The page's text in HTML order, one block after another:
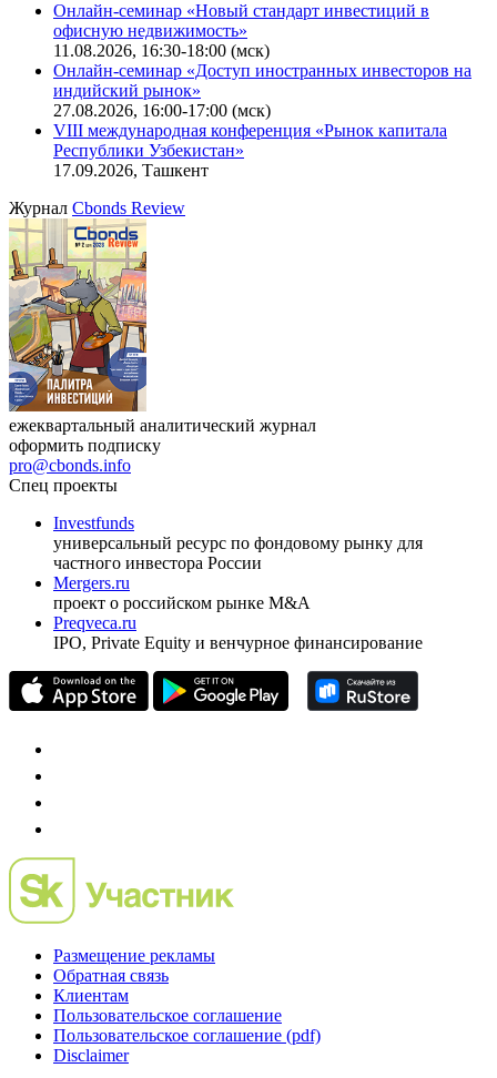
Онлайн-семинар «Новый стандарт инвестиций в
офисную недвижимость»
11.08.2026, 16:30-18:00 (мск)
Онлайн-семинар «Доступ иностранных инвесторов на
индийский рынок»
27.08.2026, 16:00-17:00 (мск)
VIII международная конференция «Рынок капитала
Республики Узбекистан»
17.09.2026, Ташкент
Журнал Cbonds Review
ежеквартальный аналитический журнал
оформить подписку
pro@cbonds.info
Спец проекты
Investfunds
универсальный ресурс по фондовому рынку для
частного инвестора России
Mergers.ru
проект о российском рынке M&A
Preqveca.ru
IPO, Private Equity и венчурное финансирование
Размещение рекламы
Обратная связь
Клиентам
Пользовательское соглашение
Пользовательское соглашение (pdf)
Disclaimer